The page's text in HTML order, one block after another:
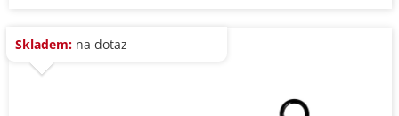
Skladem: na dotaz